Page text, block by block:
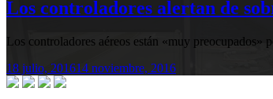
Los controladores alertan de
Los controladores aéreos están «muy
18 julio, 201614 noviembre, 2016